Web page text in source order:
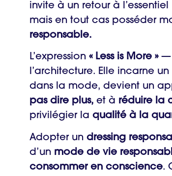
invite à un retour à l’essentiel
mais en tout cas posséder
responsable.
L’expression « Less is More » —
l’architecture. Elle incarne
dans la mode, devient un
pas dire plus, et à réduire la
privilégier la qualité à la
Adopter un dressing
d’un mode de vie
consommer en conscience.